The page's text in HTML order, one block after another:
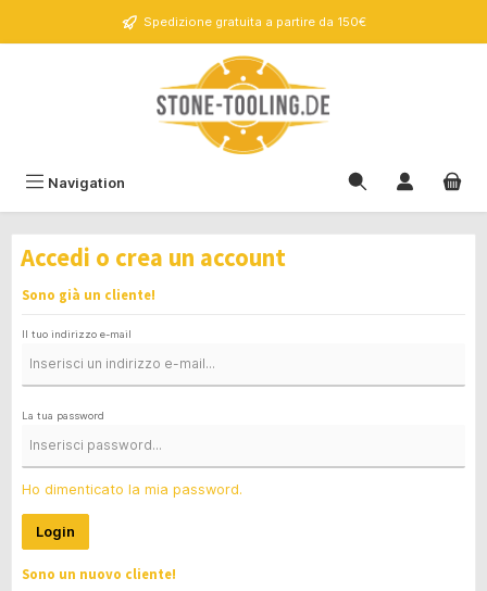
Spedizione gratuita a partire da 150€
Navigation
Accedi o crea un account
Sono già un cliente!
Il tuo indirizzo e-mail
La tua password
Ho dimenticato la mia password.
Login
Sono un nuovo cliente!